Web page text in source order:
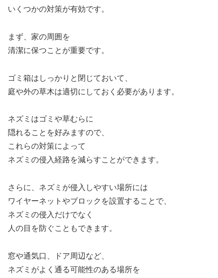
いくつかの対策が有効です。
まず、家の周囲を
清潔に保つことが重要です。
ゴミ箱はしっかりと閉じておいて、
庭や外の草木は適切にしておく必要があります。
ネズミはゴミや草むらに
隠れることを好みますので、
これらの対策によって
ネズミの侵入経路を減らすことができます。
さらに、ネズミが侵入しやすい場所には
ワイヤーネットやブロックを設置することで、
ネズミの侵入だけでなく
人の目を防ぐこともできます。
窓や通気口、ドア周辺など、
ネズミがよく通る可能性のある場所を